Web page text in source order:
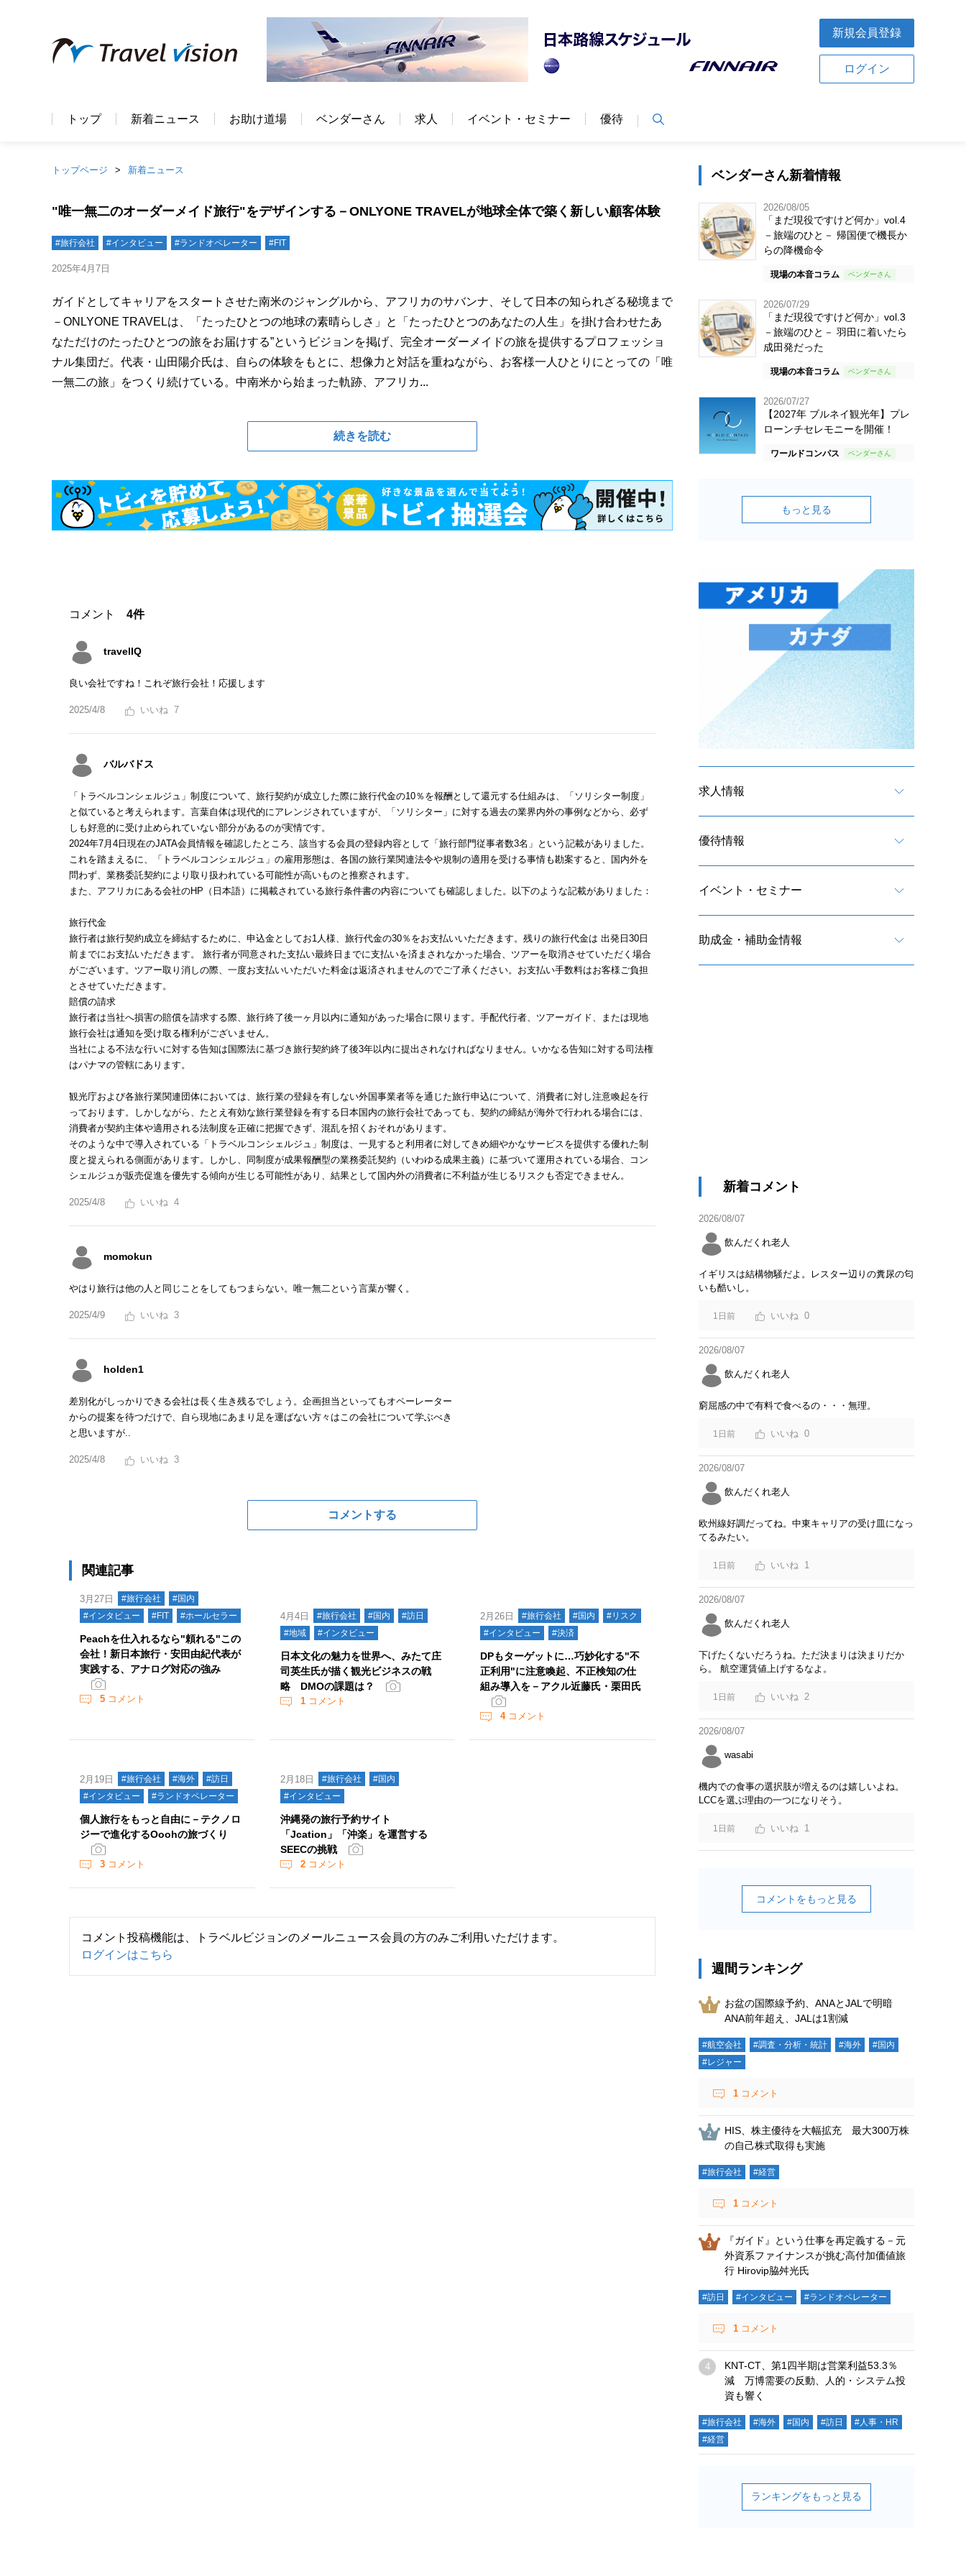
新規会員登録
ログイン
トップ 新着ニュース お助け道場 ベンダーさん 求人 イベント・セミナー 優待
トップページ 新着ニュース
"唯一無二のオーダーメイド旅行"をデザインする－ONLYONE TRAVELが地球全体で築く新しい顧客体験
#旅行会社 #インタビュー #ランドオペレーター #FIT
2025年4月7日
ガイドとしてキャリアをスタートさせた南米のジャングルから、アフリカのサバンナ、そして日本の知られざる秘境まで
－ONLYONE TRAVELは、「たったひとつの地球の素晴らしさ」と「たったひとつのあなたの人生」を掛け合わせたあ
なただけのたったひとつの旅をお届けする”というビジョンを掲げ、完全オーダーメイドの旅を提供するプロフェッショ
ナル集団だ。代表・山田陽介氏は、自らの体験をもとに、想像力と対話を重ねながら、お客様一人ひとりにとっての「唯
一無二の旅」をつくり続けている。中南米から始まった軌跡、アフリカ...
続きを読む
コメント 4件
travelIQ
良い会社ですね！これぞ旅行会社！応援します
2025/4/8 7
バルバドス
「トラベルコンシェルジュ」制度について、旅行契約が成立した際に旅行代金の10％を報酬として還元する仕組みは、「ソリシター制度」
と似ていると考えられます。言葉自体は現代的にアレンジされていますが、「ソリシター」に対する過去の業界内外の事例などから、必ず
しも好意的に受け止められていない部分があるのが実情です。
2024年7月4日現在のJATA会員情報を確認したところ、該当する会員の登録内容として「旅行部門従事者数3名」という記載がありました。
これを踏まえるに、「トラベルコンシェルジュ」の雇用形態は、各国の旅行業関連法令や規制の適用を受ける事情も勘案すると、国内外を
問わず、業務委託契約により取り扱われている可能性が高いものと推察されます。
また、アフリカにある会社のHP（日本語）に掲載されている旅行条件書の内容についても確認しました。以下のような記載がありました：
旅行代金
旅行者は旅行契約成立を締結するために、申込金としてお1人様、旅行代金の30％をお支払いいただきます。残りの旅行代金は 出発日30日
前までにお支払いただきます。 旅行者が同意された支払い最終日までに支払いを済まされなかった場合、ツアーを取消させていただく場合
がございます。ツアー取り消しの際、一度お支払いいただいた料金は返済されませんのでご了承ください。お支払い手数料はお客様ご負担
とさせていただきます。
賠償の請求
旅行者は当社へ損害の賠償を請求する際、旅行終了後一ヶ月以内に通知があった場合に限ります。手配代行者、ツアーガイド、または現地
旅行会社は通知を受け取る権利がございません。
当社による不法な行いに対する告知は国際法に基づき旅行契約終了後3年以内に提出されなければなりません。いかなる告知に対する司法権
はパナマの管轄にあります。
観光庁および各旅行業関連団体においては、旅行業の登録を有しない外国事業者等を通じた旅行申込について、消費者に対し注意喚起を行
っております。しかしながら、たとえ有効な旅行業登録を有する日本国内の旅行会社であっても、契約の締結が海外で行われる場合には、
消費者が契約主体や適用される法制度を正確に把握できず、混乱を招くおそれがあります。
そのような中で導入されている「トラベルコンシェルジュ」制度は、一見すると利用者に対してきめ細やかなサービスを提供する優れた制
度と捉えられる側面があります。しかし、同制度が成果報酬型の業務委託契約（いわゆる成果主義）に基づいて運用されている場合、コン
シェルジュが販売促進を優先する傾向が生じる可能性があり、結果として国内外の消費者に不利益が生じるリスクも否定できません。
2025/4/8 4
momokun
やはり旅行は他の人と同じことをしてもつまらない。唯一無二という言葉が響く。
2025/4/9 3
holden1
差別化がしっかりできる会社は長く生き残るでしょう。企画担当といってもオペーレーター
からの提案を待つだけで、自ら現地にあまり足を運ばない方々はこの会社について学ぶべき
と思いますが..
2025/4/8 3
コメントする
関連記事
3月27日 #旅行会社
#国内
#インタビュー
#FIT #ホールセラー
Peachを仕入れるなら"頼れる"この
会社！新日本旅行・安田由紀代表が
実践する、アナログ対応の強み
5 コメント
4月4日 #旅行会社 #国内
#訪日
#地域
#インタビュー
日本文化の魅力を世界へ、みたて庄
司英生氏が描く観光ビジネスの戦
略 DMOの課題は？
1コメント
2月26日 #旅行会社 #国内
#リスク
#インタビュー
#決済
DPもターゲットに…巧妙化する"不
正利用"に注意喚起、不正検知の仕
組み導入を－アクル近藤氏・栗田氏
4コメント
2月19日 #旅行会社 #海外
#訪日
#インタビュー
#ランドオペレーター
個人旅行をもっと自由に－テクノロ
ジーで進化するOoohの旅づくり
3 コメント
2月18日 #旅行会社
#国内
#インタビュー
沖縄発の旅行予約サイト
「Jcation」「沖楽」を運営する
SEECの挑戦
2コメント
コメント投稿機能は、トラベルビジョンのメールニュース会員の方のみご利用いただけます。
ログインはこちら
ベンダーさん新着情報
2026/08/05
「まだ現役ですけど何か」vol.4
－旅端のひと－ 帰国便で機長か
らの降機命令
現場の本音コラム
2026/07/29
「まだ現役ですけど何か」vol.3
－旅端のひと－ 羽田に着いたら
成田発だった
現場の本音コラム
2026/07/27
【2027年 ブルネイ観光年】プレ
ローンチセレモニーを開催！
ワールドコンパス
もっと見る
求人情報
優待情報
イベント・セミナー
助成金・補助金情報
新着コメント
2026/08/07
飲んだくれ老人
イギリスは結構物騒だよ。レスター辺りの糞尿の匂
いも酷いし。
1日前 0
2026/08/07
飲んだくれ老人
窮屈感の中で有料で食べるの・・・無理。
1日前 0
2026/08/07
飲んだくれ老人
欧州線好調だってね。中東キャリアの受け皿になっ
てるみたい。
1日前 1
2026/08/07
飲んだくれ老人
下げたくないだろうね。ただ決まりは決まりだか
ら。 航空運賃値上げするなよ。
1日前 2
2026/08/07
wasabi
機内での食事の選択肢が増えるのは嬉しいよね。
LCCを選ぶ理由の一つになりそう。
1日前 1
コメントをもっと見る
週間ランキング
お盆の国際線予約、ANAとJALで明暗
ANA前年超え、JALは1割減
#航空会社 #調査・分析・統計 #海外
#国内
#レジャー
1 コメント
HIS、株主優待を大幅拡充 最大300万株
の自己株式取得も実施
#旅行会社 #経営
1 コメント
『ガイド』という仕事を再定義する－元
外資系ファイナンスが挑む高付加価値旅
行 Hirovip脇舛光氏
#訪日 #インタビュー #ランドオペレーター
1 コメント
KNT-CT、第1四半期は営業利益53.3％
減 万博需要の反動、人的・システム投
資も響く
#旅行会社 #海外 #国内 #訪日
#人事・HR
#経営